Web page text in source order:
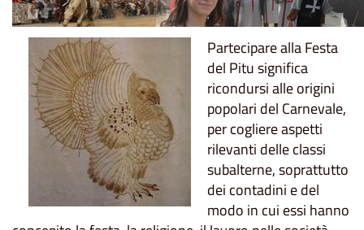
Partecipare alla Festa
del Pitu significa
ricondursi alle origini
popolari del Carnevale,
per cogliere aspetti
rilevanti delle classi
subalterne, soprattutto
dei contadini e del
modo in cui essi hanno